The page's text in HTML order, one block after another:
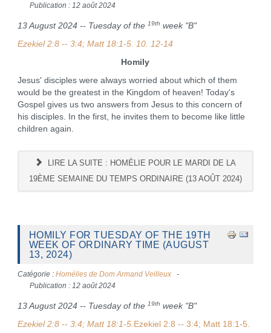
Publication : 12 août 2024
13 August 2024 -- Tuesday of the 19th week "B"
Ezekiel 2:8 -- 3:4; Matt 18:1-5.
10. 12-14
Homily
Jesus' disciples were always worried about which of them
would be the greatest in the Kingdom of heaven! Today's
Gospel gives us two answers from Jesus to this concern of
his disciples. In the first, he invites them to become like little
children again.
LIRE LA SUITE : HOMÉLIE POUR LE MARDI DE LA
19ÈME SEMAINE DU TEMPS ORDINAIRE (13 AOÛT 2024)
HOMILY FOR TUESDAY OF THE 19TH
WEEK OF ORDINARY TIME (AUGUST
13, 2024)
Catégorie : Homélies de Dom Armand Veilleux
Publication : 12 août 2024
13 August 2024 -- Tuesday of the 19th week "B"
Ezekiel 2:8 -- 3:4; Matt 18:1-5. Ezekiel 2:8 -- 3:4; Matt 18:1-5.